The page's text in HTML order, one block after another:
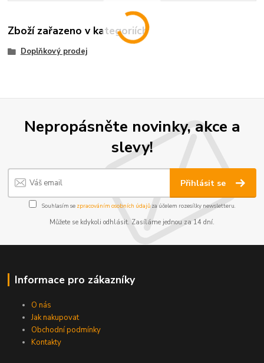
Zboží zařazeno v kategoriích
Doplňkový prodej
Nepropásněte novinky, akce a
slevy!
Přihlásit se
Souhlasím se zpracováním osobních údajůza účelem rozesílky newsletteru.
Můžete se kdykoli odhlásit. Zasíláme jednou za 14 dní.
Informace pro zákazníky
O nás
Jak nakupovat
Obchodní podmínky
Kontakty